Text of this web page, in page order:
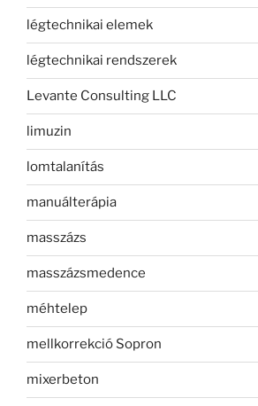
légtechnikai elemek
légtechnikai rendszerek
Levante Consulting LLC
limuzin
lomtalanítás
manuálterápia
masszázs
masszázsmedence
méhtelep
mellkorrekció Sopron
mixerbeton